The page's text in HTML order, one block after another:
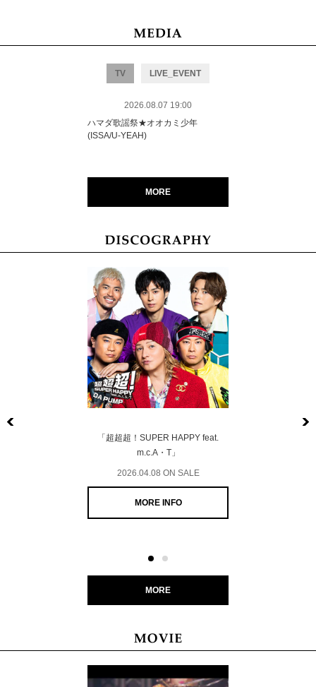
TV LIVE_EVENT
2026.08.07 19:00
ハマダ歌謡祭★オオカミ少年
(ISSA/U-YEAH)
MORE
「超超超！SUPER HAPPY feat.
m.c.A・T」
2026.04.08 ON SALE
MORE INFO
MORE